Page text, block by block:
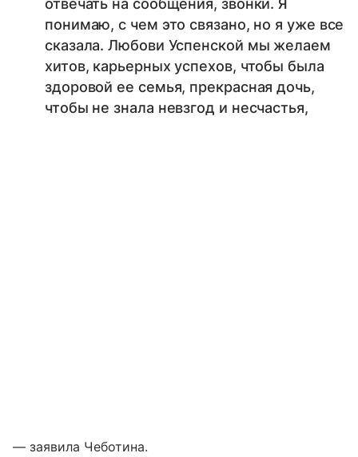
отвечать на сообщения, звонки. Я
понимаю, с чем это связано, но я уже все
сказала. Любови Успенской мы желаем
хитов, карьерных успехов, чтобы была
здоровой ее семья, прекрасная дочь,
чтобы не знала невзгод и несчастья,
— заявила Чеботина.